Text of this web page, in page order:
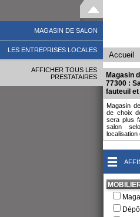
Accueil
MAGASIN DE SALON
LES ENTREPRISES LOCALES
AFFICHER TOUS LES
PRESTATAIRES
Magasin
77300 :
fauteuil
Magasin
de choix
sera plus
salon
localisation